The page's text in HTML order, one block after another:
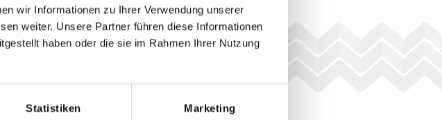
wir Informationen zu Ihrer Verwendung unserer
weiter. Unsere Partner führen diese Informationen
haben oder die sie im Rahmen Ihrer Nutzung
Statistiken Marketing